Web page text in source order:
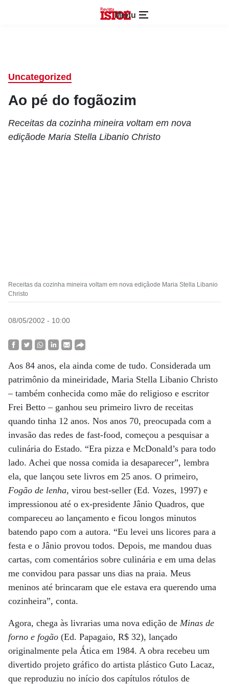
Menu
Uncategorized
Ao pé do fogãozim
Receitas da cozinha mineira voltam em nova
ediçãode Maria Stella Libanio Christo
Receitas da cozinha mineira voltam em nova ediçãode Maria Stella Libanio
Christo
08/05/2002 - 10:00
Aos 84 anos, ela ainda come de tudo. Considerada um
patrimônio da mineiridade, Maria Stella Libanio Christo
– também conhecida como mãe do religioso e escritor
Frei Betto – ganhou seu primeiro livro de receitas
quando tinha 12 anos. Nos anos 70, preocupada com a
invasão das redes de fast-food, começou a pesquisar a
culinária do Estado. “Era pizza e McDonald’s para todo
lado. Achei que nossa comida ia desaparecer”, lembra
ela, que lançou sete livros em 25 anos. O primeiro,
Fogão de lenha, virou best-seller (Ed. Vozes, 1997) e
impressionou até o ex-presidente Jânio Quadros, que
compareceu ao lançamento e ficou longos minutos
batendo papo com a autora. “Eu levei uns licores para a
festa e o Jânio provou todos. Depois, me mandou duas
cartas, com comentários sobre culinária e em uma delas
me convidou para passar uns dias na praia. Meus
meninos até brincaram que ele estava era querendo uma
cozinheira”, conta.
Agora, chega às livrarias uma nova edição de Minas de
forno e fogão (Ed. Papagaio, R$ 32), lançado
originalmente pela Ática em 1984. A obra recebeu um
divertido projeto gráfico do artista plástico Guto Lacaz,
que reproduziu no início dos capítulos rótulos de